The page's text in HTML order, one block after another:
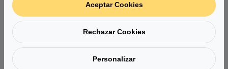
0
Aceptar Cookies
Rechazar Cookies
Personalizar